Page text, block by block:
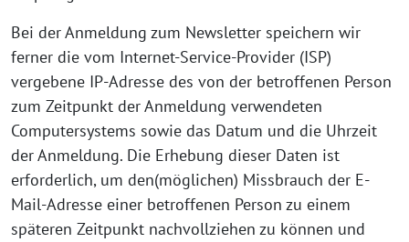
Bei der Anmeldung zum Newsletter speichern wir
ferner die vom Internet-Service-Provider (ISP)
vergebene IP-Adresse des von der betroffenen Person
zum Zeitpunkt der Anmeldung verwendeten
Computersystems sowie das Datum und die Uhrzeit
der Anmeldung. Die Erhebung dieser Daten ist
erforderlich, um den(möglichen) Missbrauch der E-
Mail-Adresse einer betroffenen Person zu einem
späteren Zeitpunkt nachvollziehen zu können und